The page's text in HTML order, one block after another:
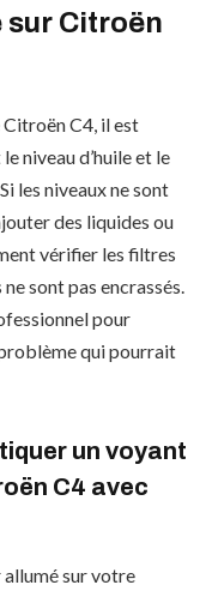
Citroën
Citroën C4, il est
niveau d’huile et le
les niveaux ne sont
des liquides ou
vérifier les filtres
sont pas encrassés.
pour
qui pourrait
un voyant
C4 avec
sur votre